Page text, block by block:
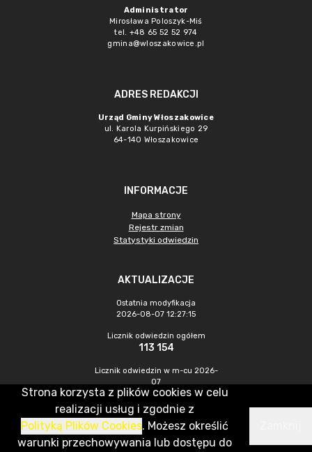
Administrator
Mirosława Poloszyk-Miś
tel. +48 65 52 52 974
gmina@wloszakowice.pl
ADRES REDAKCJI
Urząd Gminy Włoszakowice
ul. Karola Kurpińskiego 29
64-140 Włoszakowice
INFORMACJE
Mapa strony
Rejestr zmian
Statystyki odwiedzin
AKTUALIZACJE
Ostatnia modyfikacja
2026-08-07 12:27:15
Licznik odwiedzin ogółem
113 154
Licznik odwiedzin w m-cu 2026-
07
484
CMS & Hosting: Nefeni Sp. z o.o.
Strona korzysta z plików cookies w celu
realizacji usług i zgodnie z
Polityką Plików Cookies. Możesz określić
warunki przechowywania lub dostępu do